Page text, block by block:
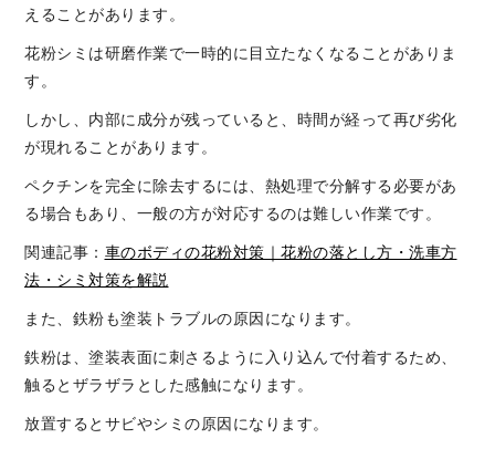
えることがあります。
花粉シミは研磨作業で一時的に目立たなくなることがありま
す。
しかし、内部に成分が残っていると、時間が経って再び劣化
が現れることがあります。
ペクチンを完全に除去するには、熱処理で分解する必要があ
る場合もあり、一般の方が対応するのは難しい作業です。
関連記事： 車のボディの花粉対策｜花粉の落とし方・洗車方
法・シミ対策を解説
また、鉄粉も塗装トラブルの原因になります。
鉄粉は、塗装表面に刺さるように入り込んで付着するため、
触るとザラザラとした感触になります。
放置するとサビやシミの原因になります。